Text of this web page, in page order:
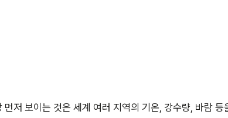
먼저 보이는 것은 세계 여러 지역의 기온, 강수량, 바람 등